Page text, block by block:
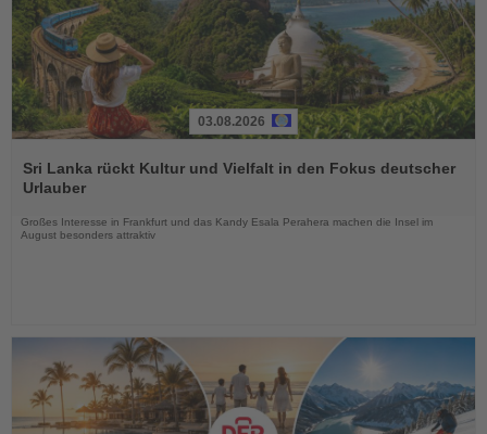
Sie
die
03.08.2026
Sri Lanka rückt Kultur und Vielfalt in den Fokus deutscher
Urlauber
Großes Interesse in Frankfurt und das Kandy Esala Perahera machen die Insel im
August besonders attraktiv